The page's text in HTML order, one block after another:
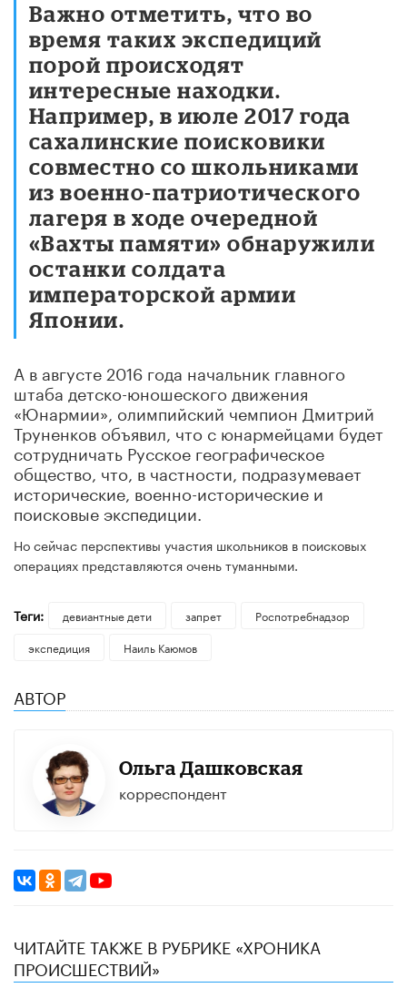
Важно отметить, что во
время таких экспедиций
порой происходят
интересные находки.
Например, в июле 2017 года
сахалинские поисковики
совместно со школьниками
из военно-патриотического
лагеря в ходе очередной
«Вахты памяти» обнаружили
останки солдата
императорской армии
Японии.
А в августе 2016 года начальник главного
штаба детско-юношеского движения
«Юнармии», олимпийский чемпион Дмитрий
Труненков объявил, что с юнармейцами будет
сотрудничать Русское географическое
общество, что, в частности, подразумевает
исторические, военно-исторические и
поисковые экспедиции.
Но сейчас перспективы участия школьников в поисковых
операциях представляются очень туманными.
Теги: девиантные дети запрет
Роспотребнадзор
экспедиция
Наиль Каюмов
АВТОР
Ольга Дашковская
корреспондент
ЧИТАЙТЕ ТАКЖЕ В РУБРИКЕ «ХРОНИКА
ПРОИСШЕСТВИЙ»